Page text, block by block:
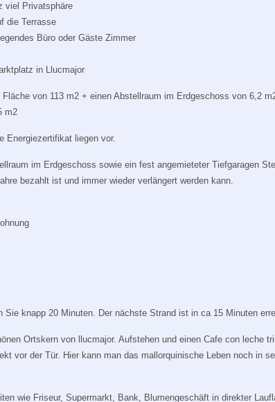
viel Privatsphäre
die Terrasse
Büro oder Gäste Zimmer
in Llucmajor
von 113 m2 + einen Abstellraum im Erdgeschoss von 6,2
m2
Energiezertifikat liegen vor.
im Erdgeschoss sowie ein fest angemieteter Tiefgaragen
bezahlt ist und immer wieder verlängert werden kann.
Sie knapp 20 Minuten. Der nächste Strand ist in ca 15 Minuten
Ortskern von llucmajor. Aufstehen und einen Cafe con leche
vor der Tür. Hier kann man das mallorquinische Leben noch in
wie Friseur, Supermarkt, Bank, Blumengeschäft in direkter